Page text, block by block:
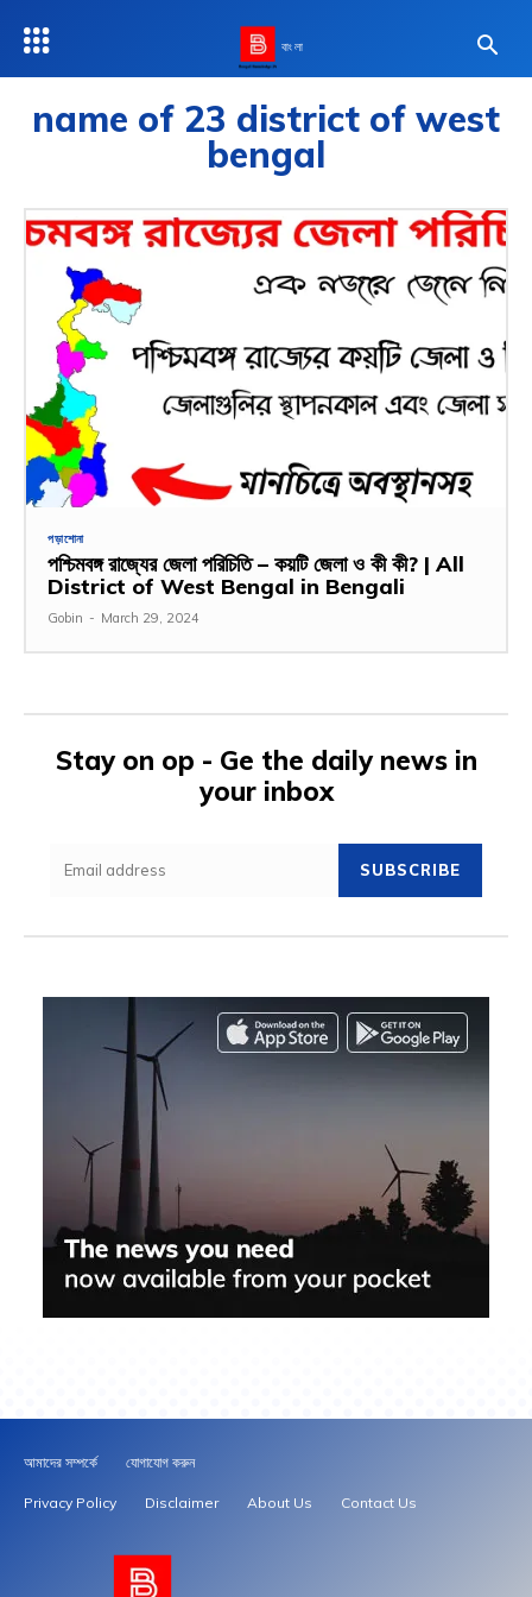
বাংলা
name of 23 district of west
bengal
পড়াশোনা
পশ্চিমবঙ্গ রাজ্যের জেলা পরিচিতি – কয়টি জেলা ও কী কী? | All
District of West Bengal in Bengali
Gobin - March 29, 2024
Stay on op - Ge the daily news in
your inbox
SUBSCRIBE
আমাদের সম্পর্কে যোগাযোগ করুন
Privacy Policy Disclaimer About Us Contact Us